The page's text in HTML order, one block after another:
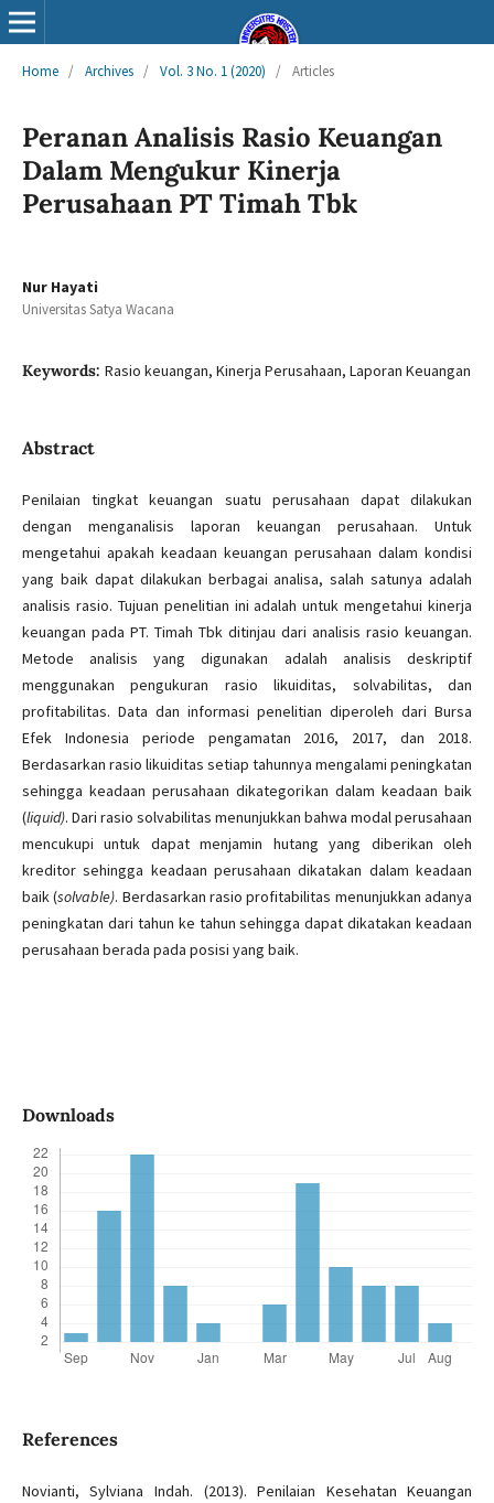
Home / Archives / Vol. 3 No. 1 (2020) / Articles
Peranan Analisis Rasio Keuangan
Dalam Mengukur Kinerja
Perusahaan PT Timah Tbk
Nur Hayati
Universitas Satya Wacana
Keywords: Rasio keuangan, Kinerja Perusahaan, Laporan Keuangan
Abstract
Penilaian tingkat keuangan suatu perusahaan dapat dilakukan
dengan menganalisis laporan keuangan perusahaan. Untuk
mengetahui apakah keadaan keuangan perusahaan dalam kondisi
yang baik dapat dilakukan berbagai analisa, salah satunya adalah
analisis rasio. Tujuan penelitian ini adalah untuk mengetahui kinerja
keuangan pada PT. Timah Tbk ditinjau dari analisis rasio keuangan.
Metode analisis yang digunakan adalah analisis deskriptif
menggunakan pengukuran rasio likuiditas, solvabilitas, dan
profitabilitas. Data dan informasi penelitian diperoleh dari Bursa
Efek Indonesia periode pengamatan 2016, 2017, dan 2018.
Berdasarkan rasio likuiditas setiap tahunnya mengalami peningkatan
sehingga keadaan perusahaan dikategorikan dalam keadaan baik
(liquid). Dari rasio solvabilitas menunjukkan bahwa modal perusahaan
mencukupi untuk dapat menjamin hutang yang diberikan oleh
kreditor sehingga keadaan perusahaan dikatakan dalam keadaan
baik (solvable). Berdasarkan rasio profitabilitas menunjukkan adanya
peningkatan dari tahun ke tahun sehingga dapat dikatakan keadaan
perusahaan berada pada posisi yang baik.
Downloads
References
Novianti, Sylviana Indah. (2013). Penilaian Kesehatan Keuangan